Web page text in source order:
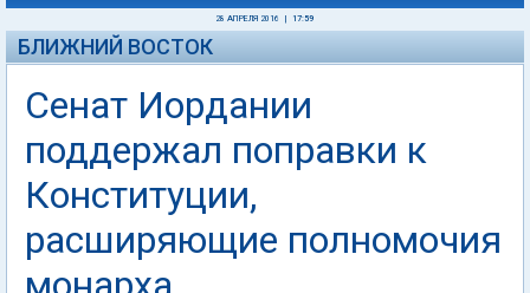
28 АПРЕЛЯ 2016 17:59
БЛИЖНИЙ ВОСТОК
Сенат Иордании
поддержал поправки к
Конституции,
расширяющие полномочия